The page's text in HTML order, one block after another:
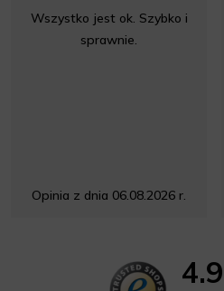
Wszystko jest ok. Szybko i
sprawnie.
Opinia z dnia 06.08.2026 r.